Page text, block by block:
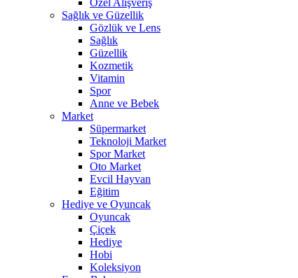
Özel Alışveriş
Sağlık ve Güzellik
Gözlük ve Lens
Sağlık
Güzellik
Kozmetik
Vitamin
Spor
Anne ve Bebek
Market
Süpermarket
Teknoloji Market
Spor Market
Oto Market
Evcil Hayvan
Eğitim
Hediye ve Oyuncak
Oyuncak
Çiçek
Hediye
Hobi
Koleksiyon